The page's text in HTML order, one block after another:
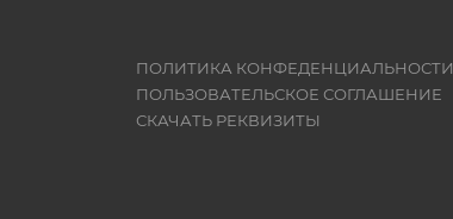
ПОЛИТИКА КОНФЕДЕНЦИАЛЬНОСТИ
ПОЛЬЗОВАТЕЛЬСКОЕ СОГЛАШЕНИЕ
СКАЧАТЬ РЕКВИЗИТЫ